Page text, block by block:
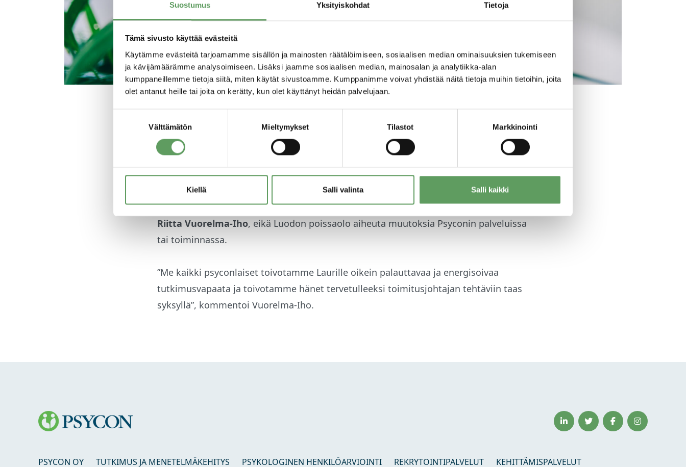
Suostumus Yksityiskohdat Tietoja
Tämä sivusto käyttää evästeitä
Käytämme evästeitä tarjoamamme sisällön ja mainosten räätälöimiseen, sosiaalisen median ominaisuuksien tukemiseen
ja kävijämäärämme analysoimiseen. Lisäksi jaamme sosiaalisen median, mainosalan ja analytiikka-alan
kumppaneillemme tietoja siitä, miten käytät sivustoamme. Kumppanimme voivat yhdistää näitä tietoja muihin tietoihin, joita
olet antanut heille tai joita on kerätty, kun olet käyttänyt heidän palvelujaan.
Välttämätön Mieltymykset Tilastot Markkinointi
Kiellä Salli valinta Salli kaikki
Psyconin toimitusjohtaja Lauri Luotojää väliaikaisesti pois tehtävästään. Syyskuun
loppuun asti jatkuvan tutkimusvapaan aikana Luoto viimeistelee väitöskirjaansa.
Luodon poissaolon aikana toimitusjohtajan sijaisena toimii asiakaskokemusjohtaja
Riitta Vuorelma-Iho, eikä Luodon poissaolo aiheuta muutoksia Psyconin palveluissa
tai toiminnassa.
”Me kaikki psyconlaiset toivotamme Laurille oikein palauttavaa ja energisoivaa
tutkimusvapaata ja toivotamme hänet tervetulleeksi toimitusjohtajan tehtäviin taas
syksyllä”, kommentoi Vuorelma-Iho.
PSYCON OY TUTKIMUS JA MENETELMÄKEHITYS PSYKOLOGINEN HENKILÖARVIOINTI REKRYTOINTIPALVELUT KEHITTÄMISPALVELUT